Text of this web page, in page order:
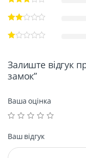
Залиште відгук
замок”
Ваша оцінка
Ваш відгук